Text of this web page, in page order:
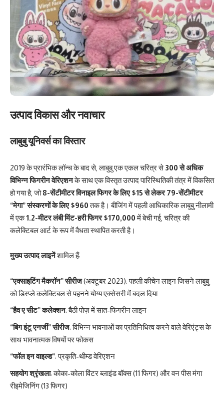
उत्पाद विकास और नवाचार
लाबुबु यूनिवर्स का विस्तार
2019 के प्रारंभिक लॉन्च के बाद से, लाबुबु एक एकल चरित्र से300 से अधिक
विभिन्न फिगरीन वेरिएशनके साथ एक विस्तृत उत्पाद पारिस्थितिकी तंत्र में विकसित
हो गया है, जो8-सेंटीमीटर विनाइल फिगर के लिए $15 से लेकर 79-सेंटीमीटर
“मेगा” संस्करणों के लिए $960तक है। बीजिंग में पहली आधिकारिक लाबुबु नीलामी
में एक1.2-मीटर लंबी मिंट-हरी फिगर $170,000में बेची गई, चरित्र की
कलेक्टिबल आर्ट के रूप में वैधता स्थापित करती है।
मुख्य उत्पाद लाइनेंशामिल हैं:
“एक्साइटिंग मैकरॉन” सीरीज(अक्टूबर 2023): पहली कीचेन लाइन जिसने लाबुबु
को डिस्प्ले कलेक्टिबल से पहनने योग्य एक्सेसरी में बदल दिया
“हैव ए सीट” कलेक्शन: बैठी पोज़ में सात-फिगरीन लाइन
“बिग इंटू एनर्जी” सीरीज: विभिन्न भावनाओं का प्रतिनिधित्व करने वाले वेरिएंट्स के
साथ भावनात्मक विषयों पर फोकस
“फॉल इन वाइल्ड”: प्रकृति-थीम्ड वेरिएशन
सहयोग श्रृंखला: कोका-कोला विंटर ब्लाइंड बॉक्स (11 फिगर) और वन पीस मंगा
रीइमेजिनिंग (13 फिगर)